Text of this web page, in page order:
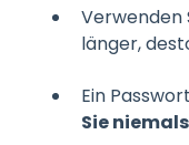
Verwenden
länger,
Ein
Sie